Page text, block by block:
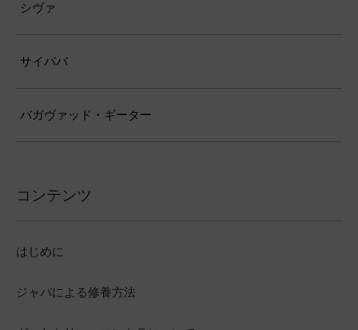
シヴァ
サイババ
バガヴァッド・ギーター
コンテンツ
はじめに
ジャパによる修養方法